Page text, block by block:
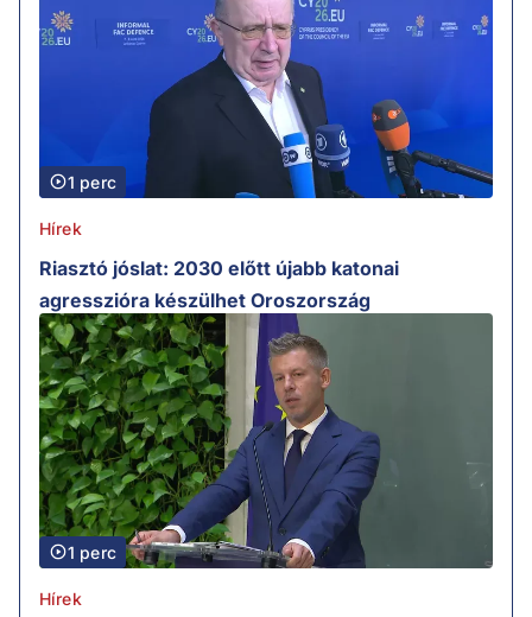
1 perc
Hírek
Riasztó jóslat: 2030 előtt újabb katonai
agresszióra készülhet Oroszország
1 perc
Hírek